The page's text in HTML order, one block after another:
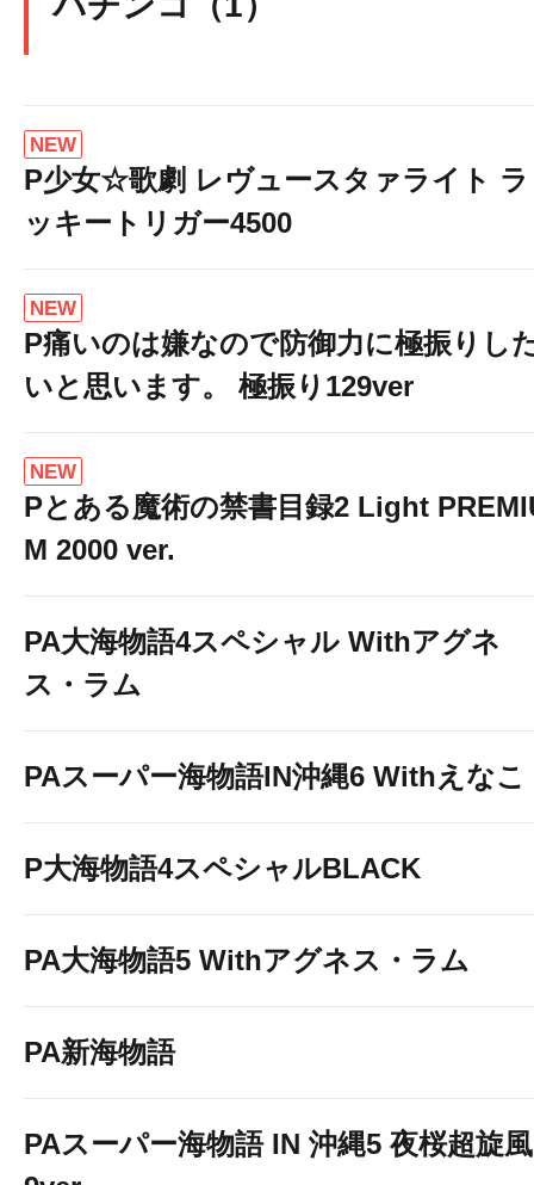
NEW
P少女☆歌劇 レヴュースタァライト ラ
ッキートリガー4500
NEW
P痛いのは嫌なので防御力に極振りし
いと思います。 極振り129ver
NEW
Pとある魔術の禁書目録2 Light
M 2000 ver.
PA大海物語4スペシャル Withアグネ
ス・ラム
PAスーパー海物語IN沖縄6 Withえなこ
P大海物語4スペシャルBLACK
PA大海物語5 Withアグネス・ラム
PA新海物語
PAスーパー海物語 IN 沖縄5 夜桜超旋